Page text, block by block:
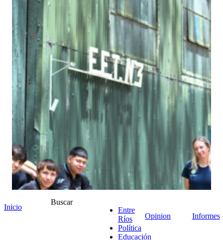
Inicio
Buscar
Entre
Ríos
Política
Educación
Opinion Informes